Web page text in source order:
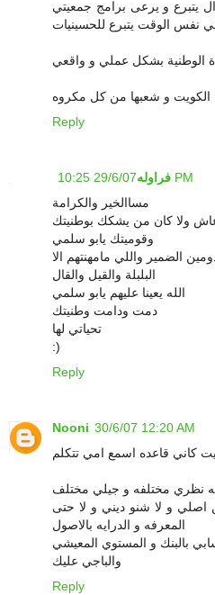
يتبرع و يرعى برامج جمعيتي
نفس الوقت يتبرع للحسينيات
الوطنية بشكل عملي و واقعي
الكويت و شعبها من كل مكروه
Reply
فراوله 29/6/07 10:25 PM
مساالخير والكرامة
ولا كان من يشكك بوطنيتك
وقوميتك يابو سلمي
الضمير واللي مامهنتهم الا
البلبلة والقيل والقال
الله يعينا عليهم يابو سلمي
دمت ودامت وطنيتك
تحياتي لها
:)
Reply
Nooni 30/6/07 12:20 AM
نظري مختلفه و جيلي مختلف
و لا شنو ديني و لا حتى
المعرفه و الدرايه بالاصول
بالبنك و المستوي المعيشي
والباجي عليك
Reply